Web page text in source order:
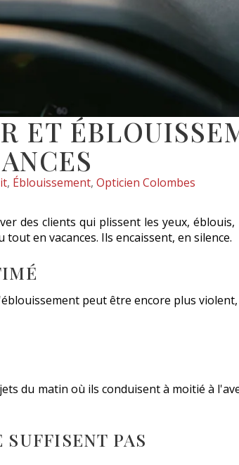
ET
, Éblouissement, Opticien Colombes
des clients qui plissent les yeux, éblouis,
en vacances. Ils encaissent, en silence.
peut être encore plus
du matin où ils conduisent à moitié à
PAS